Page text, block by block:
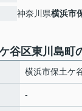
神奈川県横浜市
谷区東川島町
横浜市保土ケ
-